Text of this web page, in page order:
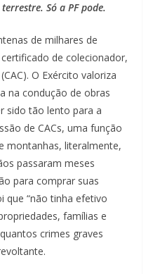
Só a PF pode.
de milhares de
de colecionador,
O Exército valoriza
na condução de obras
sido tão lento para a
de CACs, uma função
montanhas, literalmente,
passaram meses
para comprar suas
que “não tinha efetivo
famílias e
crimes graves